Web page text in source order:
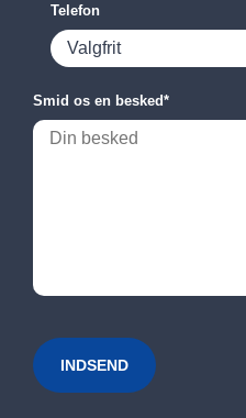
Telefon
Smid os en besked*